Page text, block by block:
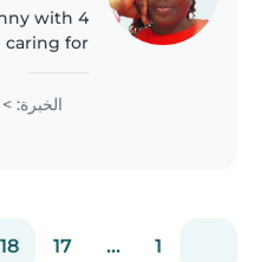
with 4
caring for
fluent in
and
special..
الخبرة: > 4
1
...
17
18